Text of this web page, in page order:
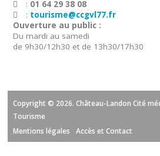
: 01 64 29 38 08
: tourisme@ccgvl77.fr
Ouverture au public :
Du mardi au samedi
de 9h30/12h30 et de 13h30/17h30
Copyright © 2026. Château-Landon Cité
Tourisme
Mentions légales
Accès et Contact